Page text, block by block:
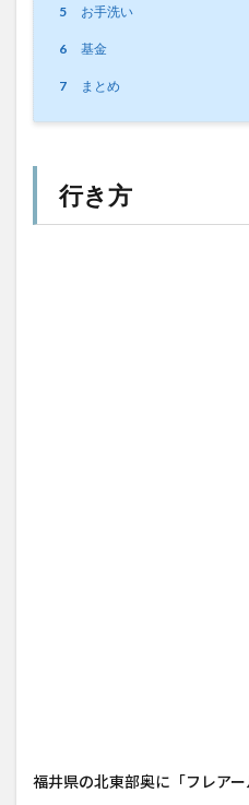
5 お手洗い
6 基金
7 まとめ
行き方
福井県の北東部奥に「フレアー